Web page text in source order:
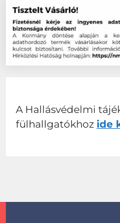
A Hallásvédelmi
fülhallgatókhoz ide